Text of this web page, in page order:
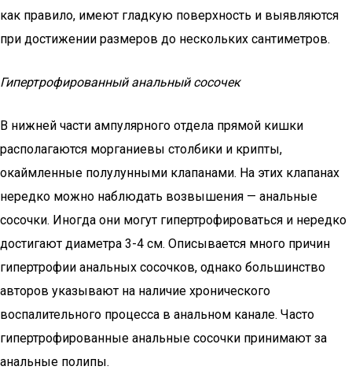
как правило, имеют гладкую поверхность и выявляются
при достижении размеров до нескольких сантиметров.
Гипертрофированный анальный сосочек
В нижней части ампулярного отдела прямой кишки
располагаются морганиевы столбики и крипты,
окаймленные полулунными клапанами. На этих клапанах
нередко можно наблюдать возвышения — анальные
сосочки. Иногда они могут гипертрофироваться и нередко
достигают диаметра 3-4 см. Описывается много причин
гипертрофии анальных сосочков, однако большинство
авторов указывают на наличие хронического
воспалительного процесса в анальном канале. Часто
гипертрофированные анальные сосочки принимают за
анальные полипы.